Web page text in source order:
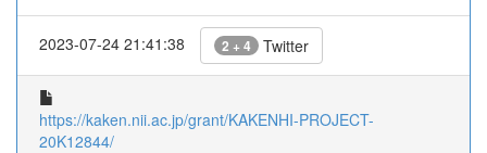
2023-07-24 21:41:38 2 + 4 Twitter
https://kaken.nii.ac.jp/grant/KAKENHI-PROJECT-
20K12844/